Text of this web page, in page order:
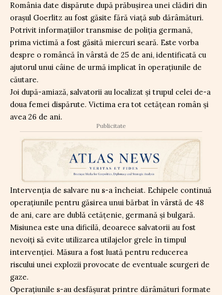
România date dispărute după prăbușirea unei clădiri din
orașul Goerlitz au fost găsite fără viață sub dărâmături.
Potrivit informațiilor transmise de poliția germană,
prima victimă a fost găsită miercuri seară. Este vorba
despre o româncă în vârstă de 25 de ani, identificată cu
ajutorul unui câine de urmă implicat în operațiunile de
căutare.
Joi după-amiază, salvatorii au localizat și trupul celei de-a
doua femei dispărute. Victima era tot cetățean român și
avea 26 de ani.
Publicitate
Intervenția de salvare nu s-a încheiat. Echipele continuă
operațiunile pentru găsirea unui bărbat în vârstă de 48
de ani, care are dublă cetățenie, germană și bulgară.
Misiunea este una dificilă, deoarece salvatorii au fost
nevoiți să evite utilizarea utilajelor grele în timpul
intervenției. Măsura a fost luată pentru reducerea
riscului unei explozii provocate de eventuale scurgeri de
gaze.
Operațiunile s-au desfășurat printre dărâmături formate